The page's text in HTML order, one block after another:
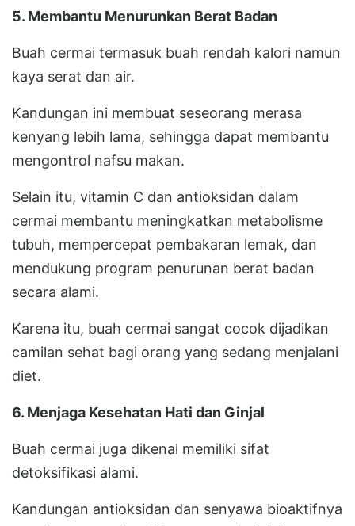
5. Membantu Menurunkan Berat Badan
Buah cermai termasuk buah rendah kalori namun
kaya serat dan air.
Kandungan ini membuat seseorang merasa
kenyang lebih lama, sehingga dapat membantu
mengontrol nafsu makan.
Selain itu, vitamin C dan antioksidan dalam
cermai membantu meningkatkan metabolisme
tubuh, mempercepat pembakaran lemak, dan
mendukung program penurunan berat badan
secara alami.
Karena itu, buah cermai sangat cocok dijadikan
camilan sehat bagi orang yang sedang menjalani
diet.
6. Menjaga Kesehatan Hati dan Ginjal
Buah cermai juga dikenal memiliki sifat
detoksifikasi alami.
Kandungan antioksidan dan senyawa bioaktifnya